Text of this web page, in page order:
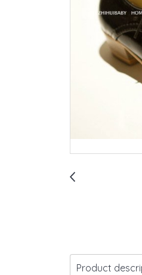
Product